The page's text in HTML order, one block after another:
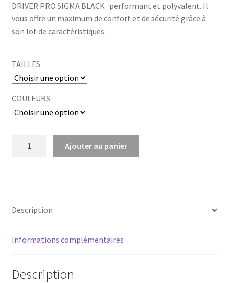
initial
était :
actuel
est :
DRIVER PRO SIGMA BLACK performant et polyvalent. Il
vous offre un maximum de confort et de sécurité grâce à
son lot de caractéristiques.
TAILLES
COULEURS
Ajouter au panier
Description
Informations complémentaires
Description